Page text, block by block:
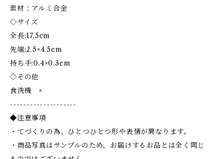
素材：アルミ合金
◇サイズ
全長:17.5cm
先端:2.5×4.5cm
持ち手:0.4×0.3cm
◇その他
食洗機 ×
--------------------
◆注意事項
・てづくりの為、ひとつひとつ形や表情が異なります。
・商品写真はサンプルのため、お届けするお品とは全く同じ